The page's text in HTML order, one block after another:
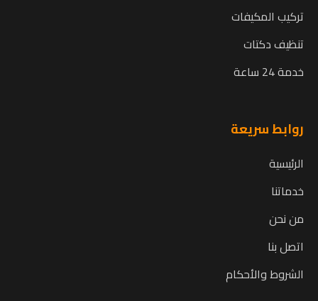
تركيب المكيفات
تنظيف دكتات
خدمة 24 ساعة
روابط سريعة
الرئيسية
خدماتنا
من نحن
اتصل بنا
الشروط والأحكام